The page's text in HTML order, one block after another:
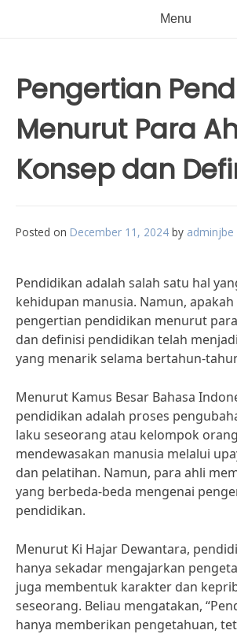
Menu
Pengertian
Menurut Para
Konsep dan
Posted on December 11, 2024 by adminjbe
Pendidikan adalah salah satu hal
kehidupan manusia. Namun,
pengertian pendidikan menurut
dan definisi pendidikan telah
yang menarik selama bertahun-
Menurut Kamus Besar Bahasa
pendidikan adalah proses
laku seseorang atau kelompok
mendewasakan manusia melalui
dan pelatihan. Namun, para ahli
yang berbeda-beda mengenai
pendidikan.
Menurut Ki Hajar Dewantara,
hanya sekadar mengajarkan
juga membentuk karakter dan
seseorang. Beliau mengatakan,
hanya memberikan pengetahuan,